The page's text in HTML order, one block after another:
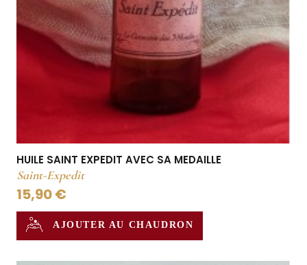
HUILE SAINT EXPEDIT AVEC SA MEDAILLE
Saint-Expedit
15,90 €
AJOUTER AU CHAUDRON